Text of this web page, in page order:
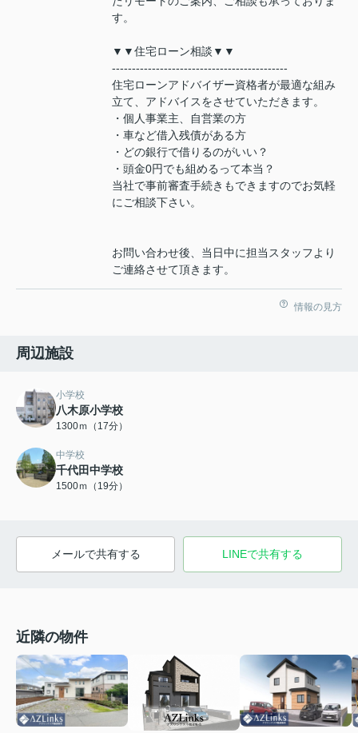
す。
▼▼住宅ローン相談▼▼
--------------------------------------------
住宅ローンアドバイザー資格者が最適な組み
立て、アドバイスをさせていただきます。
・個人事業主、自営業の方
・車など借入残債がある方
・どの銀行で借りるのがいい？
・頭金0円でも組めるって本当？
当社で事前審査手続きもできますのでお気軽
にご相談下さい。
お問い合わせ後、当日中に担当スタッフより
ご連絡させて頂きます。
情報の見方
周辺施設
小学校
八木原小学校
1300ｍ（17分）
中学校
千代田中学校
1500ｍ（19分）
メールで共有する LINEで共有する
近隣の物件